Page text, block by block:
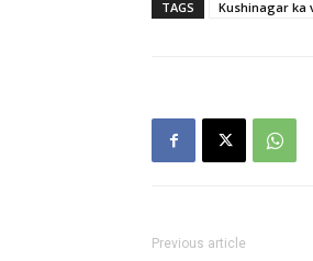
TAGS Kushinagar ka
Previous article